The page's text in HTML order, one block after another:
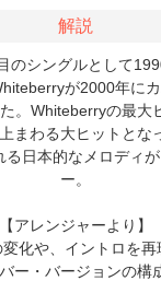
解説
シングルとして
が2000年に
。Whiteberryの最大
まわる大ヒットとな
る日本的なメロディ
ー。
【アレンジャーより】
化や、イントロを再
ー・バージョンの構